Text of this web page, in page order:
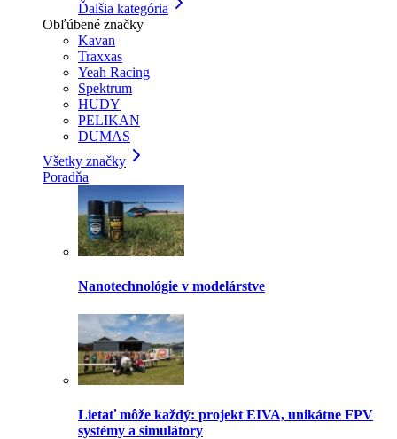
Ďalšia kategória
Obľúbené značky
Kavan
Traxxas
Yeah Racing
Spektrum
HUDY
PELIKAN
DUMAS
Všetky značky
Poradňa
Nanotechnológie v modelárstve
Lietať môže každý: projekt EIVA, unikátne FPV
systémy a simulátory